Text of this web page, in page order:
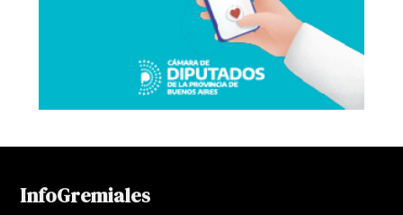
InfoGremiales